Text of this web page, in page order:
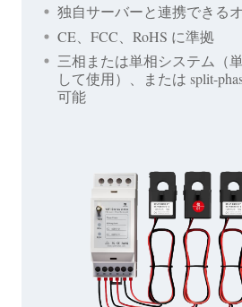
独自サーバーと連携できる
CE、FCC、RoHS に準拠
三相または単相システム（
して使用）、または split-
可能